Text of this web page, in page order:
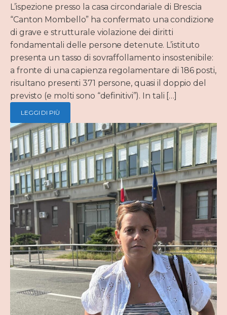
L’ispezione presso la casa circondariale di Brescia
“Canton Mombello” ha confermato una condizione
di grave e strutturale violazione dei diritti
fondamentali delle persone detenute. L’istituto
presenta un tasso di sovraffollamento insostenibile:
a fronte di una capienza regolamentare di 186 posti,
risultano presenti 371 persone, quasi il doppio del
previsto (e molti sono “definitivi”). In tali […]
LEGGI DI PIÙ